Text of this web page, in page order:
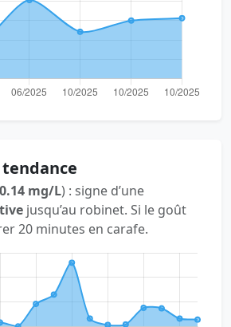
0.14 mg/L) : signe d’une
jusqu’au robinet. Si le goût
20 minutes en carafe.